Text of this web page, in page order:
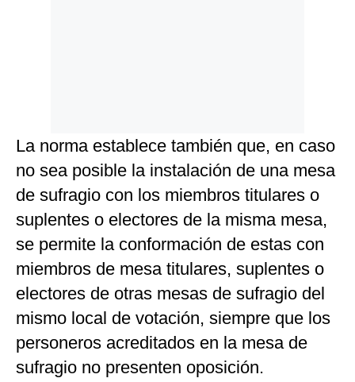
La norma establece también que, en caso
no sea posible la instalación de una mesa
de sufragio con los miembros titulares o
suplentes o electores de la misma mesa,
se permite la conformación de estas con
miembros de mesa titulares, suplentes o
electores de otras mesas de sufragio del
mismo local de votación, siempre que los
personeros acreditados en la mesa de
sufragio no presenten oposición.